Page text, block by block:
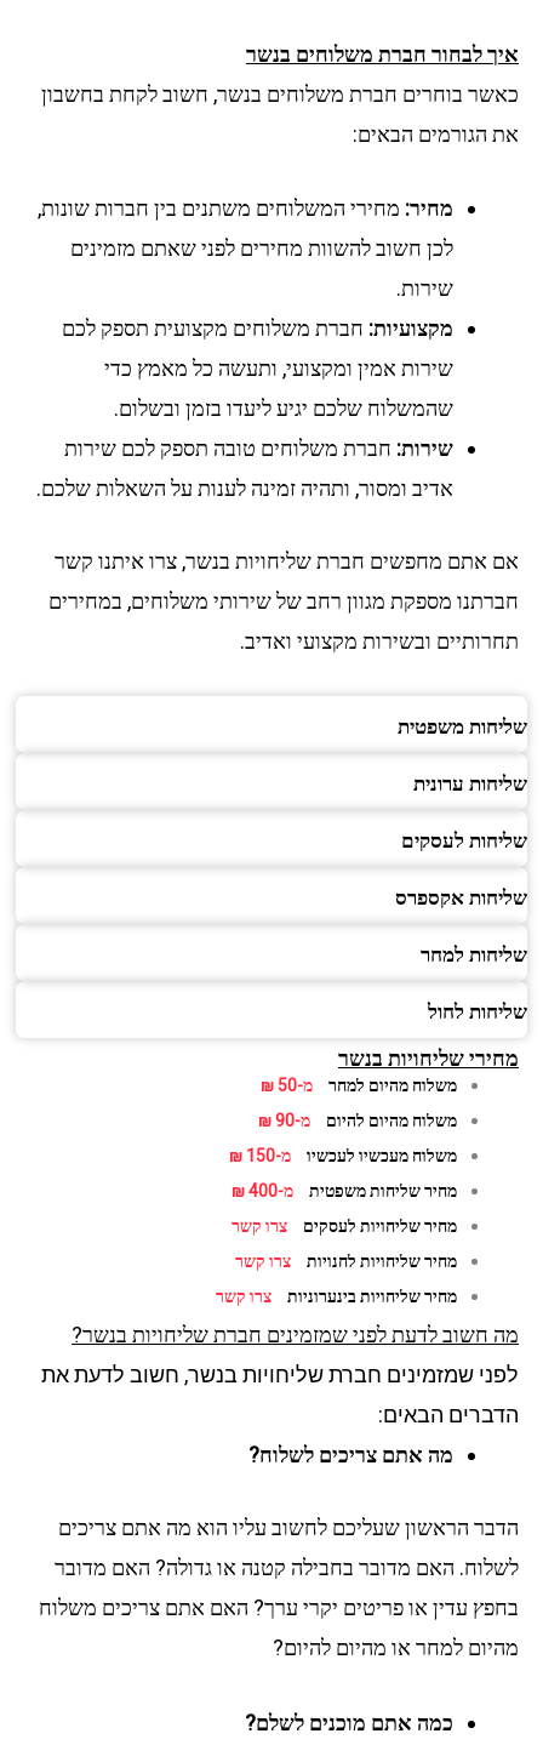
איך לבחור חברת משלוחים בנשר
כאשר בוחרים חברת משלוחים בנשר, חשוב לקחת בחשבון
את הגורמים הבאים:
מחיר: מחירי המשלוחים משתנים בין חברות שונות,
לכן חשוב להשוות מחירים לפני שאתם מזמינים
שירות.
מקצועיות: חברת משלוחים מקצועית תספק לכם
שירות אמין ומקצועי, ותעשה כל מאמץ כדי
שהמשלוח שלכם יגיע ליעדו בזמן ובשלום.
שירות: חברת משלוחים טובה תספק לכם שירות
אדיב ומסור, ותהיה זמינה לענות על השאלות שלכם.
אם אתם מחפשים חברת שליחויות בנשר, צרו איתנו קשר
חברתנו מספקת מגוון רחב של שירותי משלוחים, במחירים
תחרותיים ובשירות מקצועי ואדיב.
שליחות משפטית
שליחות ערונית
שליחות לעסקים
שליחות אקספרס
שליחות למחר
שליחות לחול
מחירי שליחויות בנשר
משלוח מהיום למחר
מ-50 ₪
משלוח מהיום להיום
מ-90 ₪
משלוח מעכשיו לעכשיו
מ-150 ₪
מחיר שליחות משפטית
מ-400 ₪
מחיר שליחויות לעסקים
צרו קשר
מחיר שליחויות לחנויות
צרו קשר
מחיר שליחויות בינערוניות
צרו קשר
מה חשוב לדעת לפני שמזמינים חברת שליחויות בנשר?
לפני שמזמינים חברת שליחויות בנשר, חשוב לדעת את
הדברים הבאים:
מה אתם צריכים לשלוח?
הדבר הראשון שעליכם לחשוב עליו הוא מה אתם צריכים
לשלוח. האם מדובר בחבילה קטנה או גדולה? האם מדובר
בחפץ עדין או פריטים יקרי ערך? האם אתם צריכים משלוח
מהיום למחר או מהיום להיום?
כמה אתם מוכנים לשלם?